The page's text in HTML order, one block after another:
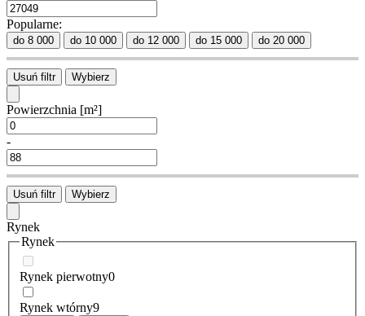
Popularne:
do 8 000 do 10 000 do 12 000 do 15 000 do 20 000
Usuń filtr Wybierz
Powierzchnia [m²]
-
Usuń filtr Wybierz
Rynek
Rynek
Rynek pierwotny0
Rynek wtórny9